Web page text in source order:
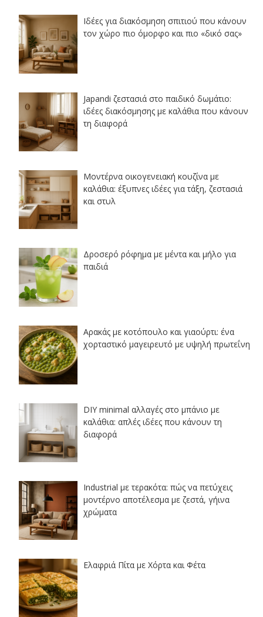
Ιδέες για διακόσμηση σπιτιού που κάνουν
τον χώρο πιο όμορφο και πιο «δικό σας»
Japandi ζεστασιά στο παιδικό δωμάτιο:
ιδέες διακόσμησης με καλάθια που κάνουν
τη διαφορά
Μοντέρνα οικογενειακή κουζίνα με
καλάθια: έξυπνες ιδέες για τάξη, ζεστασιά
και στυλ
Δροσερό ρόφημα με μέντα και μήλο για
παιδιά
Αρακάς με κοτόπουλο και γιαούρτι: ένα
χορταστικό μαγειρευτό με υψηλή πρωτεΐνη
DIY minimal αλλαγές στο μπάνιο με
καλάθια: απλές ιδέες που κάνουν τη
διαφορά
Industrial με τερακότα: πώς να πετύχεις
μοντέρνο αποτέλεσμα με ζεστά, γήινα
χρώματα
Ελαφριά Πίτα με Χόρτα και Φέτα